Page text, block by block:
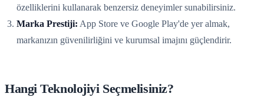
özelliklerini kullanarak benzersiz deneyimler sunabilirsiniz.
Marka Prestiji: App Store ve Google Play'de yer almak,
markanızın güvenilirliğini ve kurumsal imajını güçlendirir.
Hangi Teknolojiyi Seçmelisiniz?